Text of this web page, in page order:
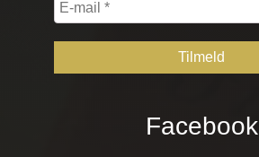
E-
mail
Facebook